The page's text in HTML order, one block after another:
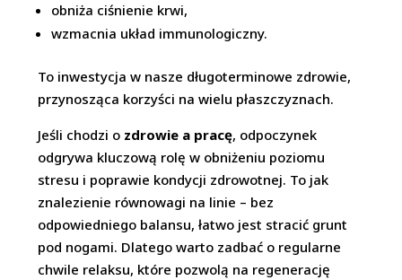
obniża ciśnienie krwi,
wzmacnia układ immunologiczny.
To inwestycja w nasze długoterminowe zdrowie,
przynosząca korzyści na wielu płaszczyznach.
Jeśli chodzi o zdrowie a pracę, odpoczynek
odgrywa kluczową rolę w obniżeniu poziomu
stresu i poprawie kondycji zdrowotnej. To jak
znalezienie równowagi na linie – bez
odpowiedniego balansu, łatwo jest stracić grunt
pod nogami. Dlatego warto zadbać o regularne
chwile relaksu, które pozwolą na regenerację